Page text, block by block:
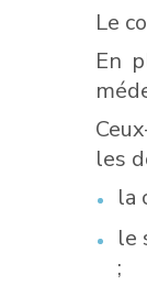
Le
En
les
la
le
;